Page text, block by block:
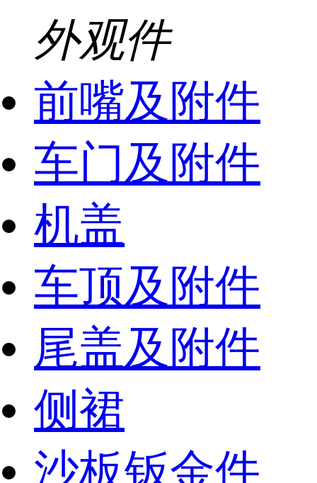
外观件
前嘴及附件
车门及附件
机盖
车顶及附件
尾盖及附件
侧裙
沙板钣金件